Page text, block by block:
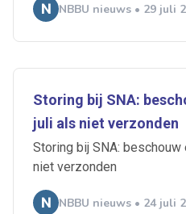
NBBU nieuws • 29 juli
Storing bij SNA:
juli als niet verzonden
Storing bij SNA:
niet verzonden
NBBU nieuws • 24 juli